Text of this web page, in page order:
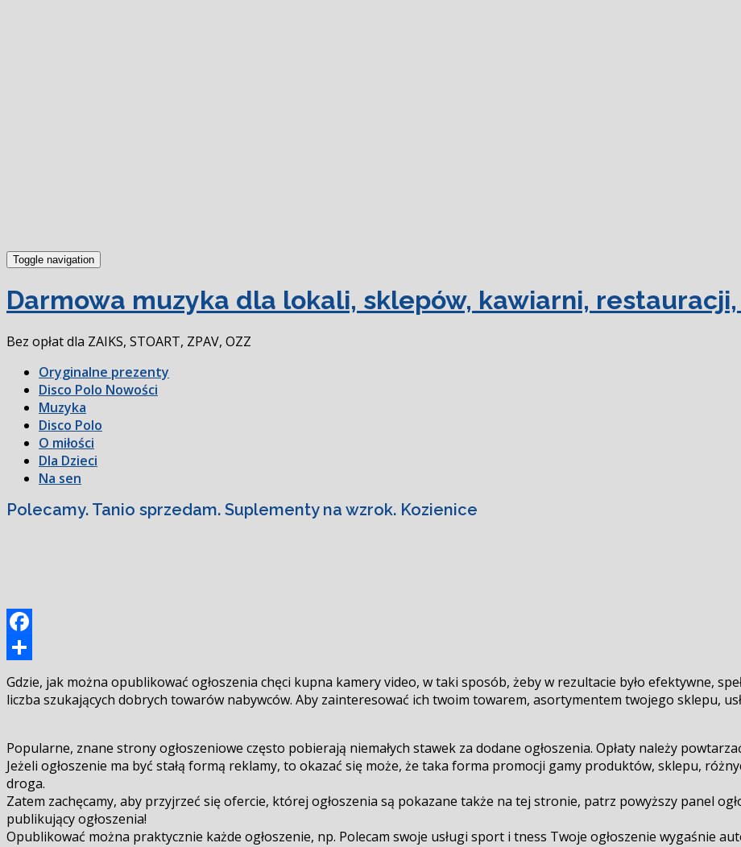
Toggle navigation
Darmowa muzyka dla lokali, sklepów, kawiarni,
Bez opłat dla ZAIKS, STOART, ZPAV, OZZ
Oryginalne prezenty
Disco Polo Nowości
Muzyka
Disco Polo
O miłości
Dla Dzieci
Na sen
Polecamy. Tanio sprzedam. Suplementy na wzrok. Kozienice
Facebook
się
Gdzie, jak można opublikować ogłoszenia chęci kupna kamery video, w taki sposób, żeby w rezultacie było efektywne,
liczba szukających dobrych towarów nabywców. Aby zainteresować ich twoim towarem, asortymentem twojego sklepu,
Popularne, znane strony ogłoszeniowe często pobierają niemałych stawek za dodane ogłoszenia. Opłaty należy
Jeżeli ogłoszenie ma być stałą formą reklamy, to okazać się może, że taka forma promocji gamy produktów, sklepu,
droga.
Zatem zachęcamy, aby przyjrzeć się ofercie, której ogłoszenia są pokazane także na tej stronie, patrz powyższy panel
publikujący ogłoszenia!
Opublikować można praktycznie każde ogłoszenie, np. Polecam swoje usługi sport i fitness Twoje ogłoszenie wygaśnie